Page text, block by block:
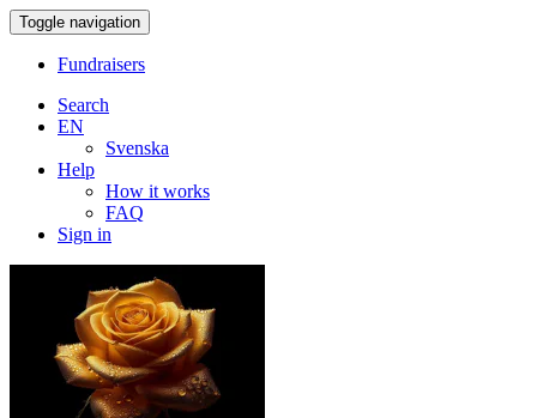
Toggle navigation
Fundraisers
Search
EN
Svenska
Help
How it works
FAQ
Sign in